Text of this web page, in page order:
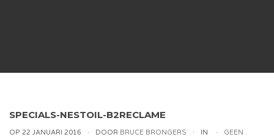
SPECIALS-NESTOIL-B2RECLAME
OP 22 JANUARI 2016 DOOR BRUCE BRONGERS IN
GEEN